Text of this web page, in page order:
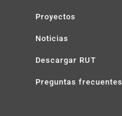
Proyectos
Noticias
Descargar RUT
Preguntas frecuentes